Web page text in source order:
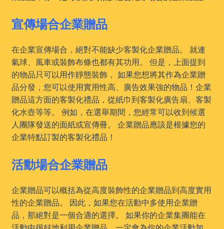
宣傳場合企業贈品
在企業宣傳場合，絕對不能缺少客製化企業贈品。 就連
氣球、風車或裝飾布條也都有其功用。 但是，上面提到
的物品只可以用作靜態裝飾， 如果您想將其作為企業贈
品分發，您可以使用實用性高、廣告效果強的物品！企業
贈品這方面的客製化禮品，從紙巾到客製化廣告扇、客製
化水壺等等。 例如，在選舉期間，您經常可以收到候選
人團隊發送的面紙或宣傳冊。 企業贈品應該是根據您的
企業特點訂製的客製化禮品！
活動場合企業贈品
企業贈品可以概括為從高度裝飾性的企業贈品到高度實用
性的企業贈品。 因此，如果您在活動中多使用企業贈
品，那絕對是一個合適的選擇。 如果你的企業集團能在